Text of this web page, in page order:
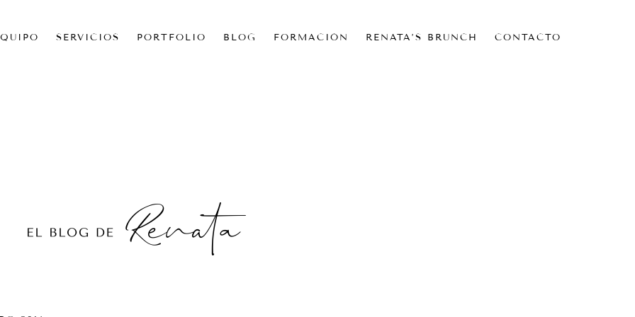
SERVICIOS PORTFOLIO BLOG FORMACIÓN RENATA’S BRUNCH CONTACTO